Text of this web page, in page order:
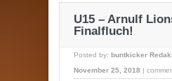
U15 – Arnulf
Finalfluch!
Posted by: buntkicker
November 25, 2018 |